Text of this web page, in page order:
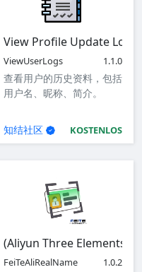
View Profile Update Logs
ViewUserLogs 1.1.0
查看用户的历史资料，包括
用户名、昵称、简介。
知结社区 KOSTENLOS
(Aliyun Three Elements)
FeiTeAliRealName 1.0.2